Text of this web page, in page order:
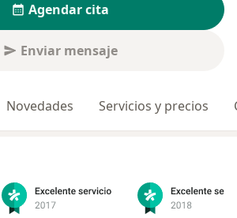
Agendar cita
Enviar mensaje
Novedades Servicios y precios